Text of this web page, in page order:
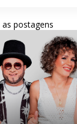
postagens